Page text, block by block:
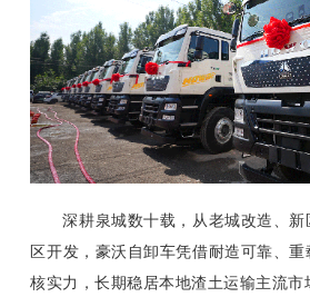
深耕泉城数十载，从老城改造、新
区开发，豪沃自卸车凭借耐造可靠、
核实力，长期稳居本地渣土运输主流市